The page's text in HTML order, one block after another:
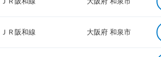
ＪＲ阪和線 大阪府 和泉市